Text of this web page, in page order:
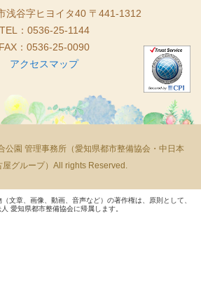
浅谷字ヒヨイタ40 〒441-1312
TEL：0536-25-1144
FAX：0536-25-0090
アクセスマップ
園 管理事務所（愛知県都市整備協会・中日本
屋グループ）All rights Reserved.
文章、画像、動画、音声など）の著作権は、原則として、
愛知県都市整備協会に帰属します。